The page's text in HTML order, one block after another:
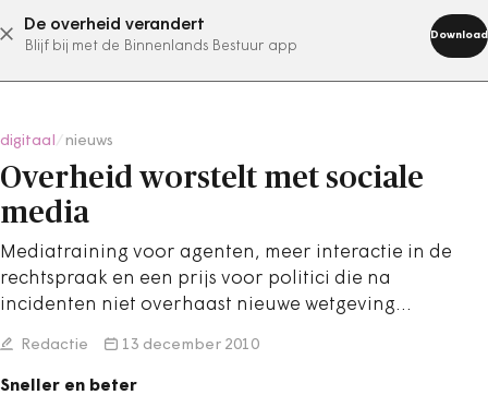
De overheid verandert
Blijf bij met de Binnenlands Bestuur app
Download
abonneer nu
digitaal nieuws
Overheid worstelt met sociale
media
Mediatraining voor agenten, meer interactie in de
rechtspraak en een prijs voor politici die na
incidenten niet overhaast nieuwe wetgeving…
Redactie 13 december 2010
Sneller en beter